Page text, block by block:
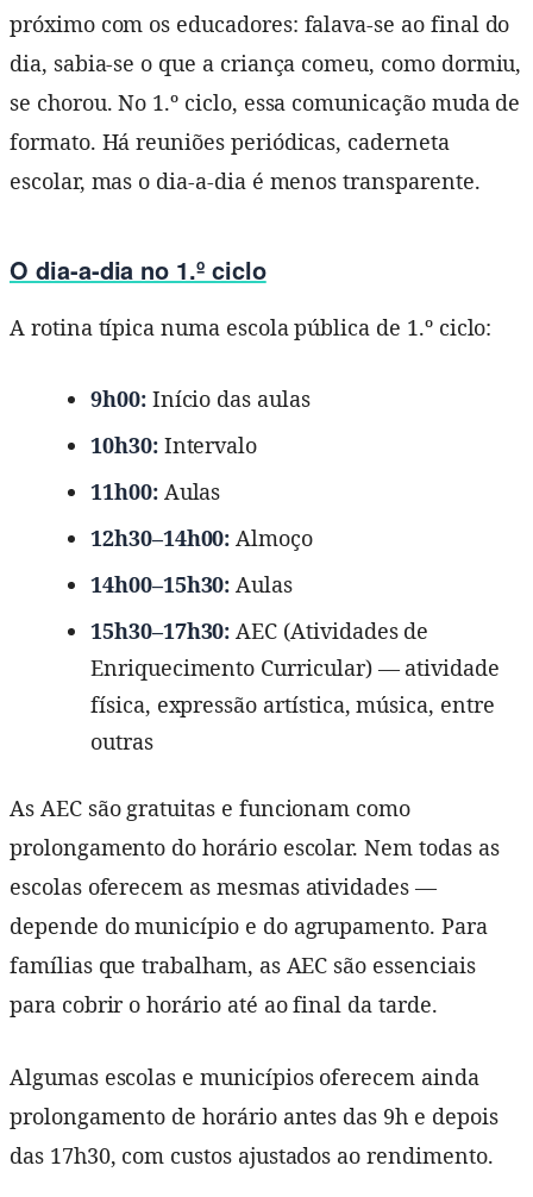
próximo com os educadores: falava-se ao final do
dia, sabia-se o que a criança comeu, como dormiu,
se chorou. No 1.º ciclo, essa comunicação muda de
formato. Há reuniões periódicas, caderneta
escolar, mas o dia-a-dia é menos transparente.
O dia-a-dia no 1.º ciclo
A rotina típica numa escola pública de 1.º ciclo:
9h00:Início das aulas
10h30:Intervalo
11h00:Aulas
12h30–14h00: Almoço
14h00–15h30: Aulas
15h30–17h30: AEC (Atividades de
Enriquecimento Curricular) — atividade
física, expressão artística, música, entre
outras
As AEC são gratuitas e funcionam como
prolongamento do horário escolar. Nem todas as
escolas oferecem as mesmas atividades —
depende do município e do agrupamento. Para
famílias que trabalham, as AEC são essenciais
para cobrir o horário até ao final da tarde.
Algumas escolas e municípios oferecem ainda
prolongamento de horário antes das 9h e depois
das 17h30, com custos ajustados ao rendimento.